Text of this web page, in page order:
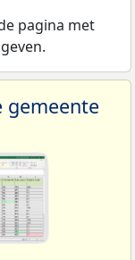
pagina met
gemeente